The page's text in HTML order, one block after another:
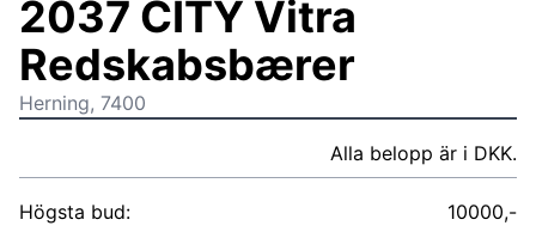
2037 CITY Vitra
Redskabsbærer
Herning, 7400
Alla belopp är i DKK.
Högsta bud:
10000,-